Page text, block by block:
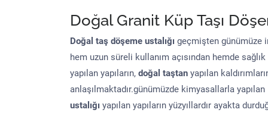
Doğal Granit Küp Taşı
Doğal taş döşeme ustalığı geçmişten günümüze
hem uzun süreli kullanım açısından hemde
yapılan yapıların, doğal taştan yapılan
anlaşılmaktadır.günümüzde kimyasallarla
ustalığı yapılan yapıların yüzyıllardır ayakta